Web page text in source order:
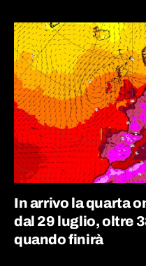
In arrivo la quarta
dal 29 luglio, oltre
quando finirà